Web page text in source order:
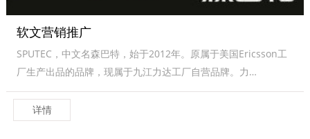
软文营销推广
SPUTEC，中文名森巴特，始于2012年。原属于美国Ericsson工
厂生产出品的品牌，现属于九江力达工厂自营品牌。力…
详情